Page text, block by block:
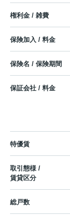
権利金 / 雑費
保険加入 / 料金
保険名 / 保険期間
保証会社 / 料金
特優賃
取引態様 /
賃貸区分
総戸数